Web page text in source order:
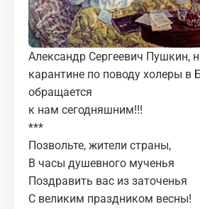
МЕДИА
КОРТЫ
КОНТАКТЫ
UZ-PIN
Александр Сергеевич Пушкин,
карантине по поводу холеры в
обращается
к нам сегодняшним!!!
***
Позвольте, жители страны,
В часы душевного мученья
Поздравить вас из заточенья
С великим праздником весны!